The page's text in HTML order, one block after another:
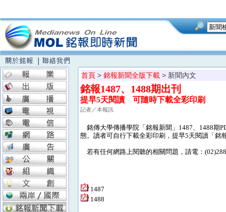
首頁 > 銘報新聞全版下載 > 新聞內文
銘報1487、1488期出刊
提早5天閱讀 可隨時下載全彩印刷
記者／本報訊
銘傳大學傳播學院「銘報新聞」1487、1488期
態。讀者可自行下載全彩印刷，提早5天閱讀「銘
若有任何網路上閱聽的相關問題，請電：
1487
1488